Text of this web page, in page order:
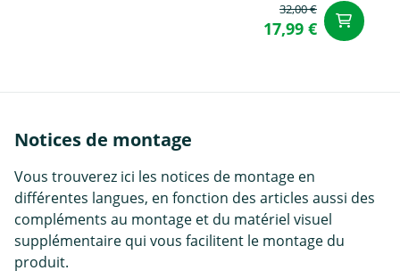
32,00 €
17,99 €
Notices de montage
Vous trouverez ici les notices de montage en
différentes langues, en fonction des articles aussi des
compléments au montage et du matériel visuel
supplémentaire qui vous facilitent le montage du
produit.